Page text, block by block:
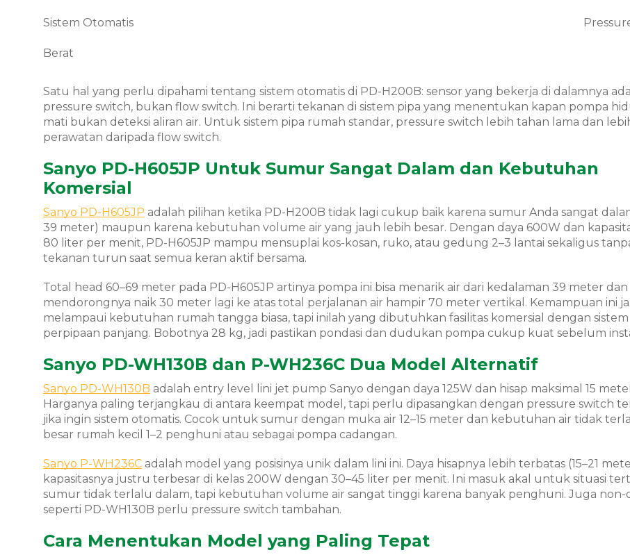
Sistem Otomatis
Berat
Satu hal yang perlu dipahami tentang sistem otomatis di PD-H200B: sensor yang bekerja di dalamnya
pressure switch, bukan flow switch. Ini berarti tekanan di sistem pipa yang menentukan kapan pompa
mati bukan deteksi aliran air. Untuk sistem pipa rumah standar, pressure switch lebih tahan lama dan
perawatan daripada flow switch.
Sanyo PD-H605JP Untuk Sumur Sangat Dalam dan Kebutuhan
Komersial
Sanyo PD-H605JP adalah pilihan ketika PD-H200B tidak lagi cukup baik karena sumur Anda sangat
39 meter) maupun karena kebutuhan volume air yang jauh lebih besar. Dengan daya 600W dan
80 liter per menit, PD-H605JP mampu mensuplai kos-kosan, ruko, atau gedung 2–3 lantai sekaligus
tekanan turun saat semua keran aktif bersama.
Total head 60–69 meter pada PD-H605JP artinya pompa ini bisa menarik air dari kedalaman 39 meter dan
mendorongnya naik 30 meter lagi ke atas total perjalanan air hampir 70 meter vertikal. Kemampuan ini
melampaui kebutuhan rumah tangga biasa, tapi inilah yang dibutuhkan fasilitas komersial dengan sistem
perpipaan panjang. Bobotnya 28 kg, jadi pastikan pondasi dan dudukan pompa cukup kuat sebelum
Sanyo PD-WH130B dan P-WH236C Dua Model Alternatif
Sanyo PD-WH130B adalah entry level lini jet pump Sanyo dengan daya 125W dan hisap maksimal 15
Harganya paling terjangkau di antara keempat model, tapi perlu dipasangkan dengan pressure switch
jika ingin sistem otomatis. Cocok untuk sumur dengan muka air 12–15 meter dan kebutuhan air tidak
besar rumah kecil 1–2 penghuni atau sebagai pompa cadangan.
Sanyo P-WH236C adalah model yang posisinya unik dalam lini ini. Daya hisapnya lebih terbatas (15–21
kapasitasnya justru terbesar di kelas 200W dengan 30–45 liter per menit. Ini masuk akal untuk situasi
sumur tidak terlalu dalam, tapi kebutuhan volume air sangat tinggi karena banyak penghuni. Juga non-
seperti PD-WH130B perlu pressure switch tambahan.
Cara Menentukan Model yang Paling Tepat